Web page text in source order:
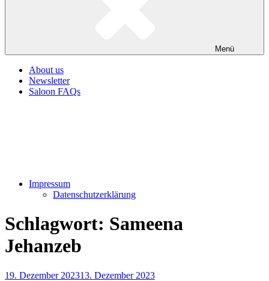
Menü
About us
Newsletter
Saloon FAQs
Impressum
Datenschutzerklärung
Schlagwort: Sameena
Jehanzeb
Veröffentlicht
19. Dezember 202313. Dezember 2023